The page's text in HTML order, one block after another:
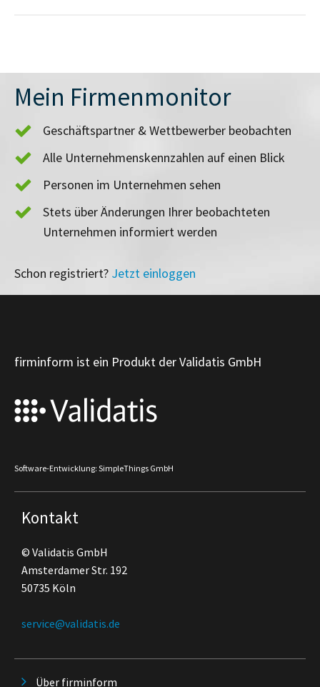
Mein Firmenmonitor
Geschäftspartner & Wettbewerber beobachten
Alle Unternehmenskennzahlen auf einen Blick
Personen im Unternehmen sehen
Stets über Änderungen Ihrer beobachteten
Unternehmen informiert werden
Schon registriert? Jetzt einloggen
firminform ist ein Produkt der Validatis GmbH
Software-Entwicklung: SimpleThings GmbH
Kontakt
© Validatis GmbH
Amsterdamer Str. 192
50735 Köln
service@validatis.de
Über firminform